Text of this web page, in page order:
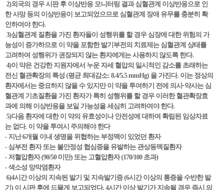
2)외국의 경우 시판 후 이상반응 모니터링 결과 심혈관계 이상반응으로 인
한 사망 등의 이상반응이 보고되었으므로 심혈관계 장애 유무를 충분히 확
인하여야 한다.
3)심혈관계 질환을 가진 환자들이 성행위를 할 경우 심장에 대한 위험의 가
능성이 증가하므로 이 약을 포함한 발기부전의 치료제는 심혈관계 상태를
고려하여 성행위가 권장되지 않는 환자에게는 사용하지 않도록 한다.
4)이 약은 건강한 지원자에서 누운 자세 혈압의 일시적인 감소를 초래하는
전신 혈관확장의 특성 (평균 최대감소: 8.4/5.5 mmHg) 을 가진다. 이는 정상의
환자에서는 중요하지 않을 수 있지만 이 약을 투여하기 전에 의사·약사는 심
혈관계 기초질환을 가진 환자가 특히 성행위를 할 경우 이러한 혈관확장효
과에 의해 이상반응을 보일 가능성을 세심히 고려하여야 한다.
5)다음 환자에 대한 이 약의 유효성이나 안전성에 대하여 확립된 임상자료
는 없다. 이 약을 투여시 주의해야 한다
- 지난 6개월 이내 생명을 위협하는 부정맥이 있었던 환자
- 심부전 환자 또는 불안정성 협심증을 유발하는 관상동맥질환자
- 저혈압환자 (90/50 미만) 또는 고혈압환자 (170/100 초과)
- 색소성 망막염환자
6)4시간 이상의 지속된 발기 및 지속발기증 (6시간 이상의 통증을 수반한 발
기) 이 시판 후에 드물게 보고되었다. 4시간 이상 발기가 지속될 경우 즉시 의